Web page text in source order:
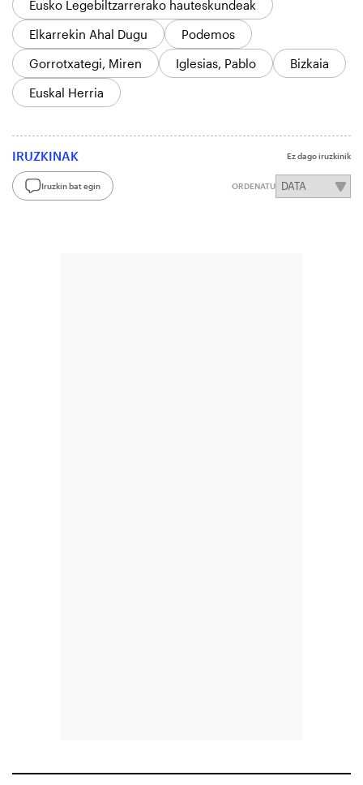
Eusko Legebiltzarrerako hauteskundeak
Elkarrekin Ahal Dugu
Podemos
Gorrotxategi, Miren
Iglesias, Pablo
Bizkaia
Euskal Herria
IRUZKINAK Ez dago iruzkinik
Iruzkin bat egin ORDENATU